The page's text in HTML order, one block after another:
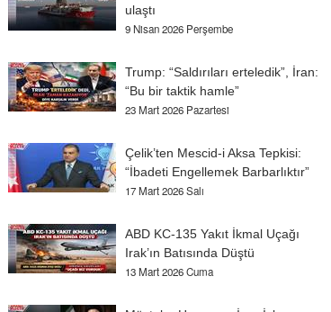
ulaştı
9 Nisan 2026 Perşembe
Trump: “Saldırıları erteledik”, İran:
“Bu bir taktik hamle”
23 Mart 2026 Pazartesi
Çelik’ten Mescid-i Aksa Tepkisi:
“İbadeti Engellemek Barbarlıktır”
17 Mart 2026 Salı
ABD KC-135 Yakıt İkmal Uçağı
Irak’ın Batısında Düştü
13 Mart 2026 Cuma